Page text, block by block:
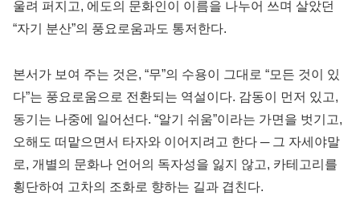
울려 퍼지고, 에도의 문화인이 이름을 나누어 쓰며 살았던
“자기 분산”의 풍요로움과도 통저한다.
본서가 보여 주는 것은, “무”의 수용이 그대로 “모든 것이 있
다”는 풍요로움으로 전환되는 역설이다. 감동이 먼저 있고,
동기는 나중에 일어선다. “알기 쉬움”이라는 가면을 벗기고,
오해도 떠맡으면서 타자와 이어지려고 한다 ─ 그 자세야말
로, 개별의 문화나 언어의 독자성을 잃지 않고, 카테고리를
횡단하여 고차의 조화로 향하는 길과 겹친다.